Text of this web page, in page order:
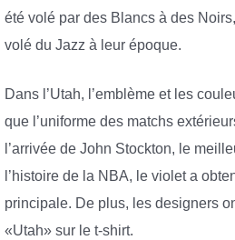
été volé par des Blancs à des
volé du Jazz à leur époque.
Dans l’Utah, l’emblème et les
que l’uniforme des matchs
l’arrivée de John Stockton, le
l’histoire de la NBA, le violet a
principale. De plus, les designers
«Utah» sur le t-shirt.